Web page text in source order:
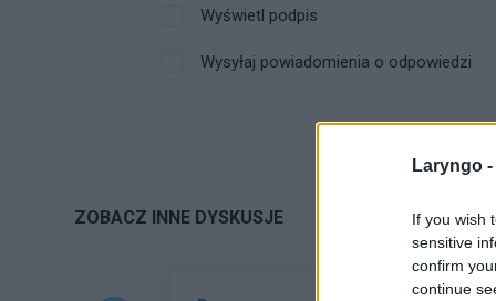
Laryngo -
If you wish
sensitive
confirm
continue
Wyświetl podpis
Wysyłaj powiadomienia o odpowiedzi
ZOBACZ INNE DYSKUSJE